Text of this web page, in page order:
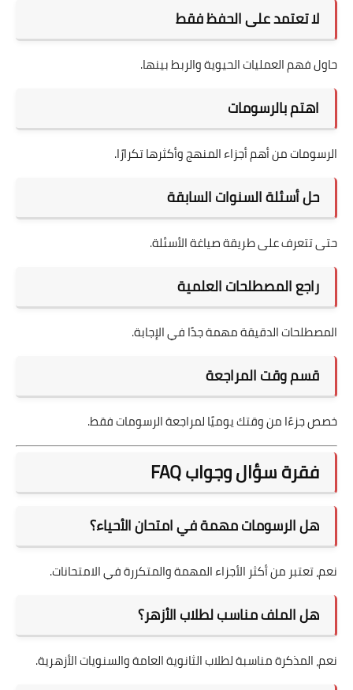
لا تعتمد على الحفظ فقط
حاول فهم العمليات الحيوية والربط بينها.
اهتم بالرسومات
الرسومات من أهم أجزاء المنهج وأكثرها تكرارًا.
حل أسئلة السنوات السابقة
حتى تتعرف على طريقة صياغة الأسئلة.
راجع المصطلحات العلمية
المصطلحات الدقيقة مهمة جدًا في الإجابة.
قسم وقت المراجعة
خصص جزءًا من وقتك يوميًا لمراجعة الرسومات فقط.
فقرة سؤال وجواب FAQ
هل الرسومات مهمة في امتحان الأحياء؟
نعم، تعتبر من أكثر الأجزاء المهمة والمتكررة في الامتحانات.
هل الملف مناسب لطلاب الأزهر؟
نعم، المذكرة مناسبة لطلاب الثانوية العامة والسنويات الأزهرية.